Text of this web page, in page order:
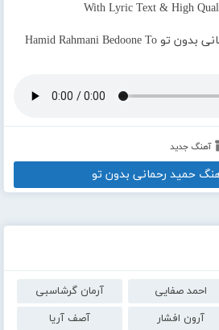
احمد صفایی
آرمان گرشاسبی
آرون افشار
آصف آریا
With Lyric Text & High
آهنگ جدید
حمید رحمانی بدون تو